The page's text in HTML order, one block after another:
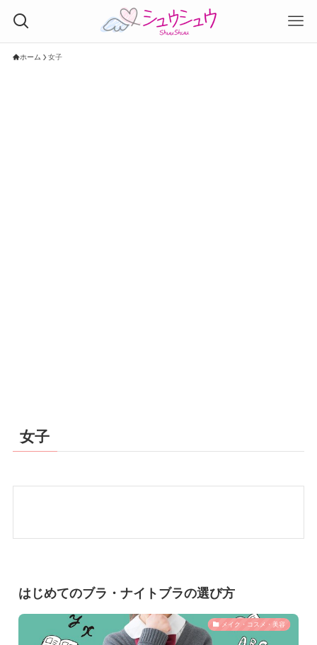
ホーム 女子
女子
はじめてのブラ・ナイトブラの選び方
メイク・コスメ・美容